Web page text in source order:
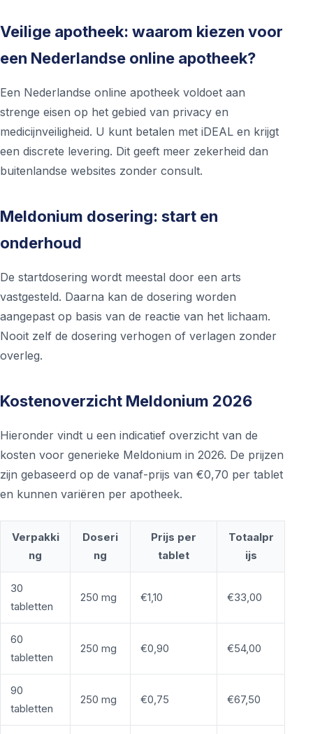
Veilige apotheek: waarom kiezen voor
een Nederlandse online apotheek?
Een Nederlandse online apotheek voldoet aan
strenge eisen op het gebied van privacy en
medicijnveiligheid. U kunt betalen met iDEAL en krijgt
een discrete levering. Dit geeft meer zekerheid dan
buitenlandse websites zonder consult.
Meldonium dosering: start en
onderhoud
De startdosering wordt meestal door een arts
vastgesteld. Daarna kan de dosering worden
aangepast op basis van de reactie van het lichaam.
Nooit zelf de dosering verhogen of verlagen zonder
overleg.
Kostenoverzicht Meldonium 2026
Hieronder vindt u een indicatief overzicht van de
kosten voor generieke Meldonium in 2026. De prijzen
zijn gebaseerd op de vanaf-prijs van €0,70 per tablet
en kunnen variëren per apotheek.
Verpakki
ng
Doseri
ng
Prijs per
tablet
Totaalpr
ijs
30
tabletten
250 mg €1,10 €33,00
60
tabletten
250 mg €0,90 €54,00
90
tabletten
250 mg €0,75 €67,50